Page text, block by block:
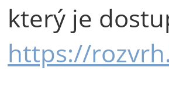
který je
https://